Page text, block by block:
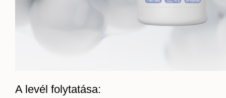
A levél folytatása: